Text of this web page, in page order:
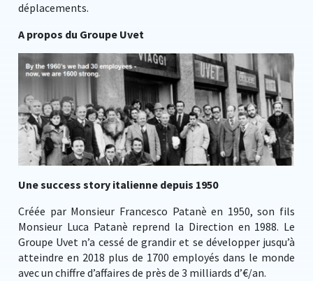
déplacements.
A propos du Groupe Uvet
Une success story italienne depuis 1950
Créée par Monsieur Francesco Patanè en 1950, son fils
Monsieur Luca Patanè reprend la Direction en 1988. Le
Groupe Uvet n’a cessé de grandir et se développer jusqu’à
atteindre en 2018 plus de 1700 employés dans le monde
avec un chiffre d’affaires de près de 3 milliards d’€/an.